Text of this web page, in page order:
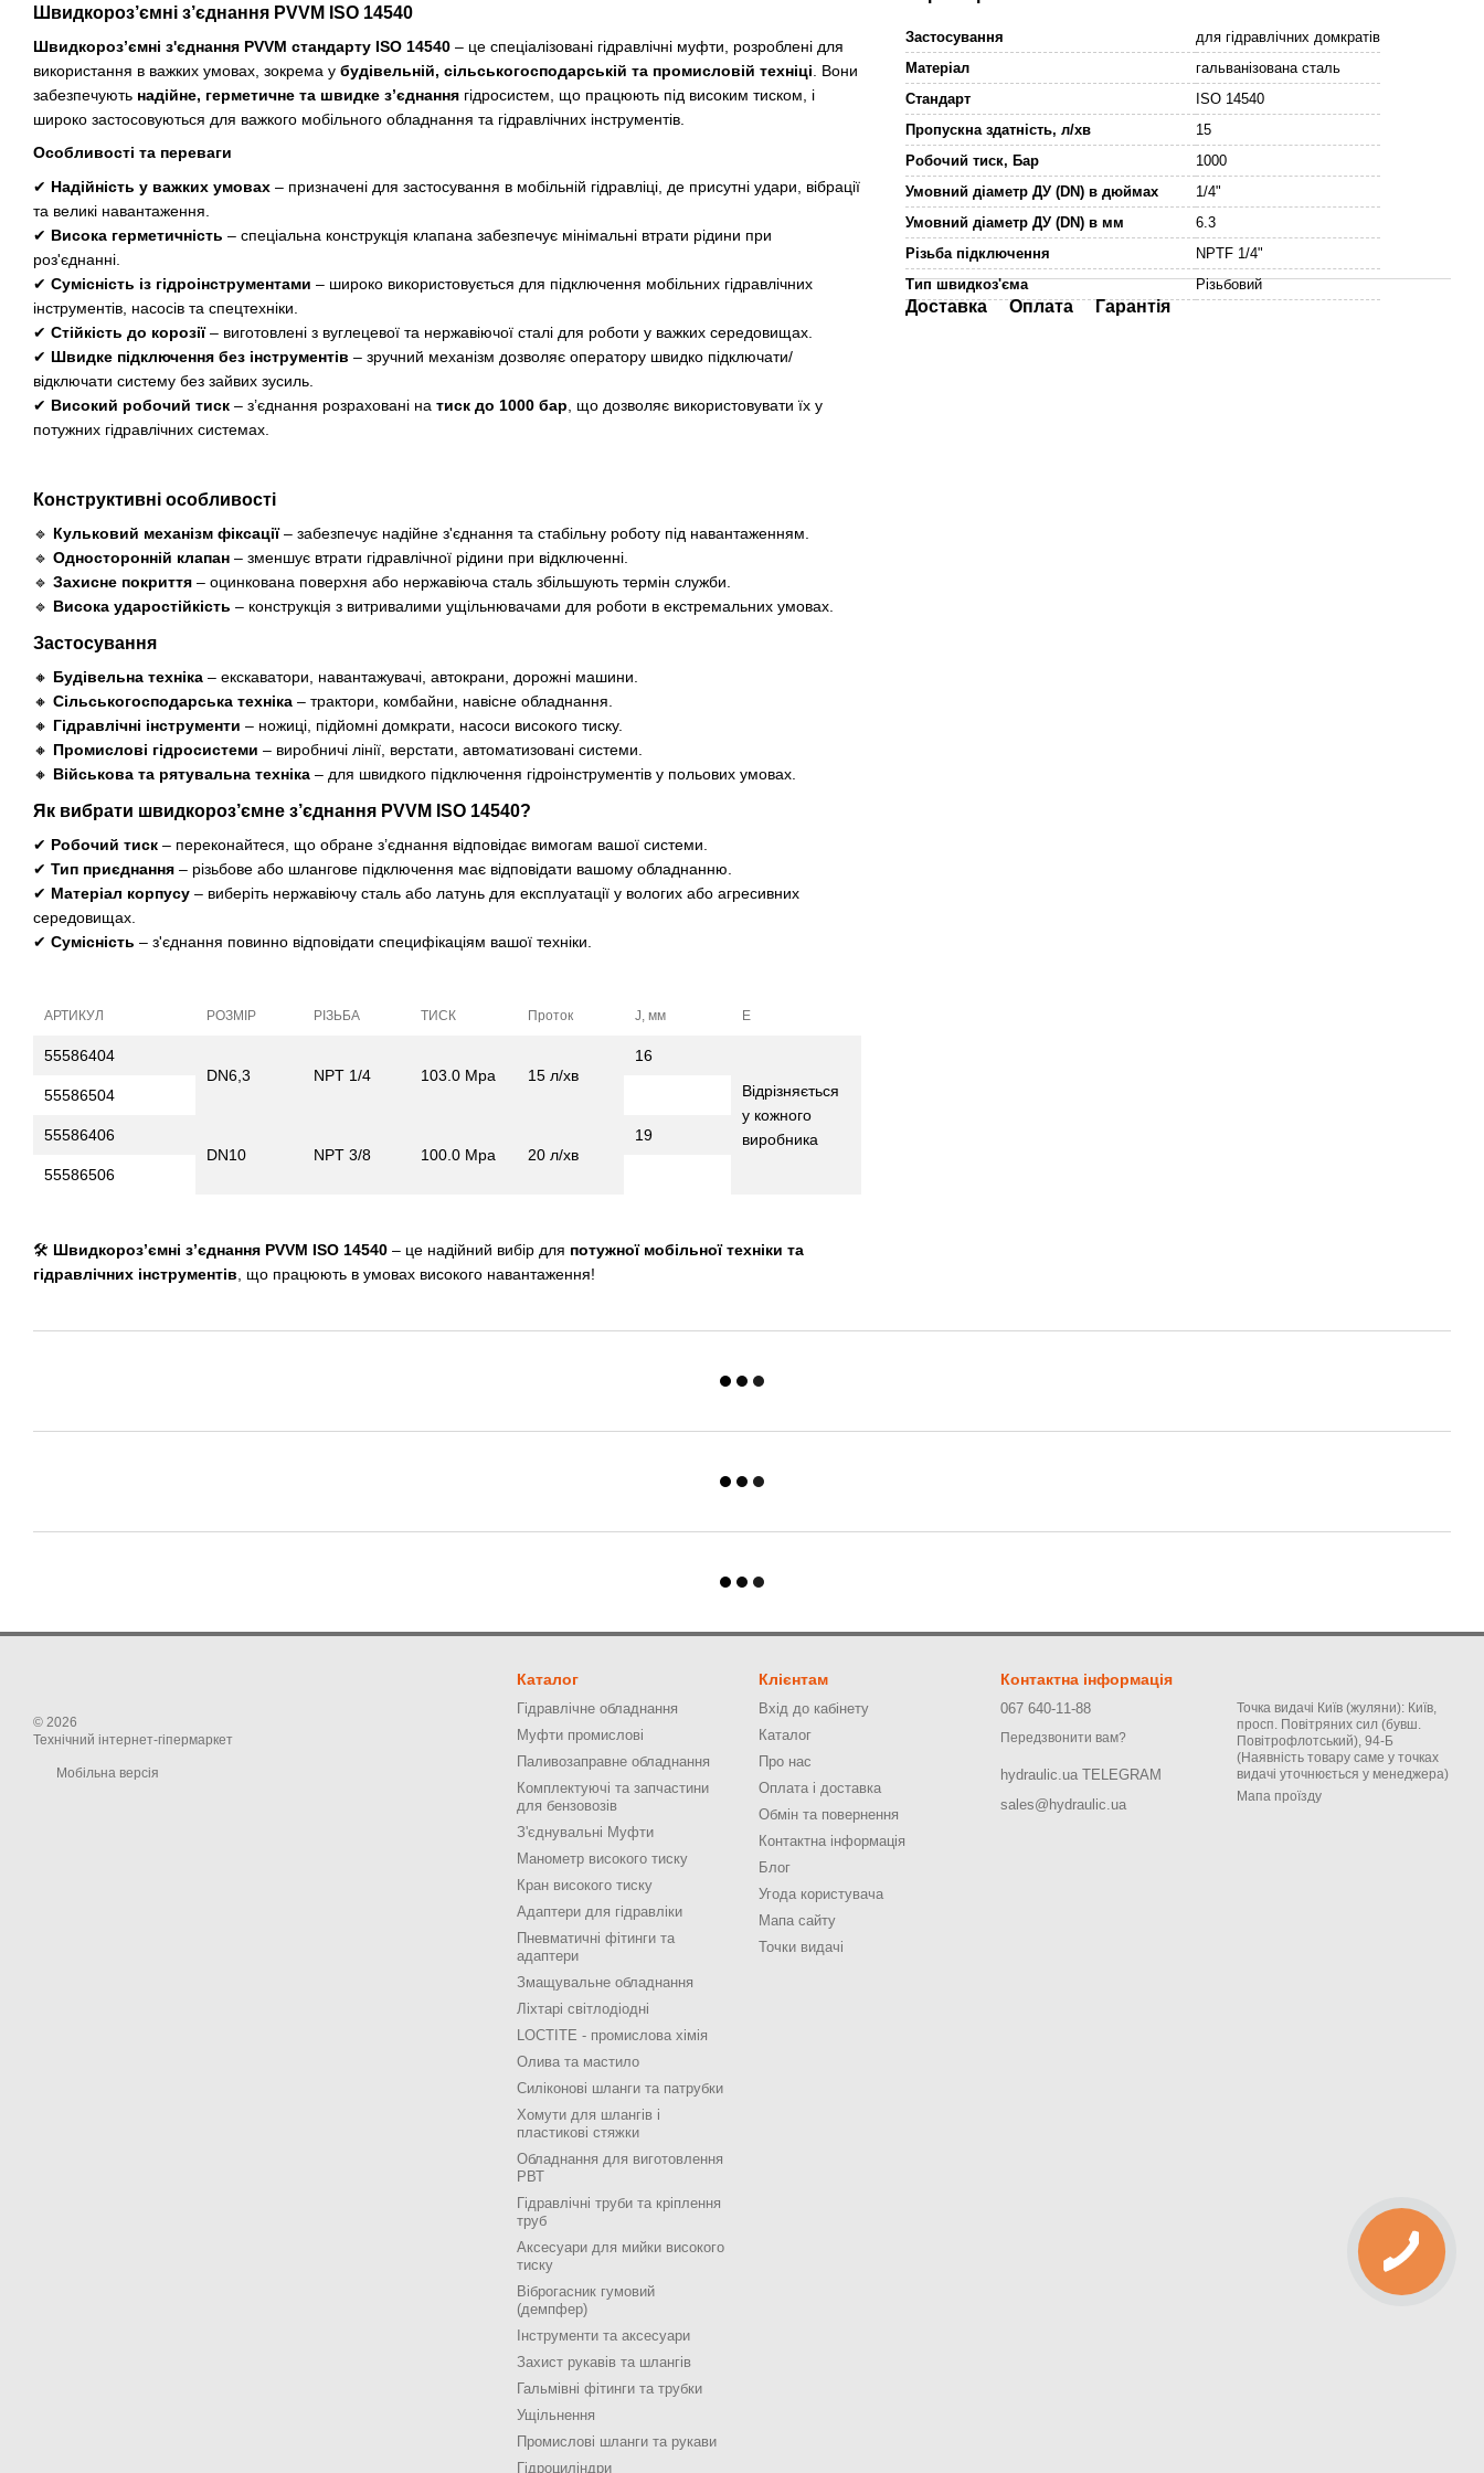
Швидкороз’ємні з’єднання PVVM ISO 14540
Швидкороз’ємні з'єднання PVVM стандарту ISO 14540 – це спеціалізовані гідравлічні муфти, розроблені для
використання в важких умовах, зокрема у будівельній, сільськогосподарській та промисловій техніці . Вони
забезпечують надійне, герметичне та швидке з’єднання гідросистем, що працюють під високим тиском, і
широко застосовуються для важкого мобільного обладнання та гідравлічних інструментів.
Особливості та переваги
✔ Надійність у важких умовах – призначені для застосування в мобільній гідравліці, де присутні удари, вібрації
та великі навантаження.
✔ Висока герметичність – спеціальна конструкція клапана забезпечує мінімальні втрати рідини при
роз'єднанні.
✔ Сумісність із гідроінструментами – широко використовується для підключення мобільних гідравлічних
інструментів, насосів та спецтехніки.
✔ Стійкість до корозії– виготовлені з вуглецевої та нержавіючої сталі для роботи у важких середовищах.
✔ Швидке підключення без інструментів – зручний механізм дозволяє оператору швидко підключати/
відключати систему без зайвих зусиль.
✔ Високий робочий тиск – з’єднання розраховані на тиск до 1000 бар , що дозволяє використовувати їх у
потужних гідравлічних системах.
Конструктивні особливості
🔹 Кульковий механізм фіксації– забезпечує надійне з'єднання та стабільну роботу під навантаженням.
🔹 Односторонній клапан – зменшує втрати гідравлічної рідини при відключенні.
🔹 Захисне покриття – оцинкована поверхня або нержавіюча сталь збільшують термін служби.
🔹 Висока ударостійкість – конструкція з витривалими ущільнювачами для роботи в екстремальних умовах.
Застосування
🔸 Будівельна техніка – екскаватори, навантажувачі, автокрани, дорожні машини.
🔸 Сільськогосподарська техніка – трактори, комбайни, навісне обладнання.
🔸 Гідравлічні інструменти – ножиці, підйомні домкрати, насоси високого тиску.
🔸 Промислові гідросистеми – виробничі лінії, верстати, автоматизовані системи.
🔸 Військова та рятувальна техніка – для швидкого підключення гідроінструментів у польових умовах.
Як вибрати швидкороз’ємне з’єднання PVVM ISO 14540?
✔ Робочий тиск – переконайтеся, що обране з’єднання відповідає вимогам вашої системи.
✔ Тип приєднання – різьбове або шлангове підключення має відповідати вашому обладнанню.
✔ Матеріал корпусу – виберіть нержавіючу сталь або латунь для експлуатації у вологих або агресивних
середовищах.
✔ Сумісність – з'єднання повинно відповідати специфікаціям вашої техніки.
АРТИКУЛ РОЗМІР РІЗЬБА ТИСК Проток J, мм E
55586404
DN6,3
NPT 1/4 103.0 Mpa 15 л/хв
16
Відрізняється
у кожного
виробника
55586504
55586406
DN10
NPT 3/8 100.0 Mpa 20 л/хв
19
55586506
🛠 Швидкороз’ємні з’єднання PVVM ISO 14540 – це надійний вибір для потужної мобільної техніки та
гідравлічних інструментів , що працюють в умовах високого навантаження!
Застосування
для гідравлічних домкратів
Матеріал
гальванізована сталь
Стандарт
ISO 14540
Пропускна здатність, л/хв
15
Робочий тиск, Бар
1000
Умовний діаметр ДУ (DN) в дюймах
1/4"
Умовний діаметр ДУ (DN) в мм
6.3
Різьба підключення
NPTF 1/4"
Тип швидкоз'єма
Різьбовий
Доставка Оплата Гарантія
© 2026
Технічний інтернет-гіпермаркет
Мобільна версія
Каталог
Гідравлічне обладнання
Муфти промислові
Паливозаправне обладнання
Комплектуючі та запчастини
для бензовозів
З'єднувальні Муфти
Манометр високого тиску
Кран високого тиску
Адаптери для гідравліки
Пневматичні фітинги та
адаптери
Змащувальне обладнання
Ліхтарі світлодіодні
LOCTITE - промислова хімія
Олива та мастило
Силіконові шланги та патрубки
Хомути для шлангів і
пластикові стяжки
Обладнання для виготовлення
РВТ
Гідравлічні труби та кріплення
труб
Аксесуари для мийки високого
тиску
Віброгасник гумовий
(демпфер)
Інструменти та аксесуари
Захист рукавів та шлангів
Гальмівні фітинги та трубки
Ущільнення
Промислові шланги та рукави
Гідроциліндри
Клієнтам
Вхід до кабінету
Каталог
Про нас
Оплата і доставка
Обмін та повернення
Контактна інформація
Блог
Угода користувача
Мапа сайту
Точки видачі
Контактна інформація
067 640-11-88
Передзвонити вам?
hydraulic.ua TELEGRAM
sales@hydraulic.ua
Точка видачі Київ (жуляни): Київ,
просп. Повітряних сил (бувш.
Повітрофлотський), 94-Б
(Наявність товару саме у точках
видачі уточнюється у менеджера)
Мапа проїзду